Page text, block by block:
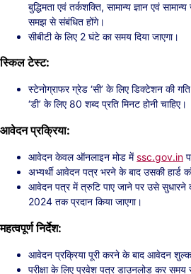
बुद्धिमता एवं तर्कशक्ति, सामान्य ज्ञान एवं
समझ से संबंधित होंगे।
सीबीटी के लिए 2 घंटे का समय दिया जाएगा।
स्किल टेस्ट:
स्टेनोग्राफर ग्रेड ‘सी’ के लिए डिक्टेशन की
‘डी’ के लिए 80 शब्द प्रति मिनट होनी चाहिए।
आवेदन प्रक्रिया:
आवेदन केवल ऑनलाइन मोड मेंssc.gov.in
अभ्यर्थी आवेदन पत्र भरने के बाद उसकी हार्ड
आवेदन पत्र में त्रुटि पाए जाने पर उसे
2024 तक प्रदान किया जाएगा।
महत्वपूर्ण निर्देश:
आवेदन प्रक्रिया पूरी करने के बाद आवेदन शुल्क
परीक्षा के लिए प्रवेश पत्र डाउनलोड कर समय